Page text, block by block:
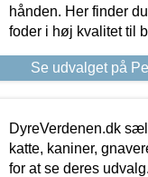
hånden. Her finder
foder i høj kvalitet til
Se udvalget på
DyreVerdenen.dk
katte, kaniner,
for at se deres udvalg.